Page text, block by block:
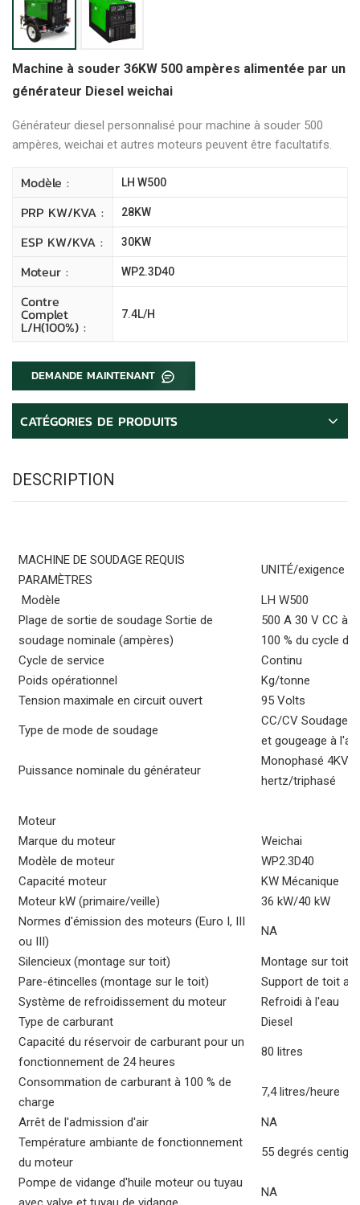
Machine à souder 36KW 500 ampères alimentée par un
générateur Diesel weichai
Générateur diesel personnalisé pour machine à souder 500
ampères, weichai et autres moteurs peuvent être facultatifs.
Modèle : LH W500
PRP KW/kVA : 28KW
ESP KW/kVA : 30KW
Moteur : WP2.3D40
Contre
Complet
L/H(100%) :
7.4L/H
DEMANDE MAINTENANT
CATÉGORIES DE PRODUITS
DESCRIPTION
MACHINE DE SOUDAGE REQUIS
PARAMÈTRES
UNITÉ/exigence
Modèle
LH W500
Plage de sortie de soudage Sortie de
soudage nominale (ampères)
500 A 30 V CC à
100 % du cycle
Cycle de service
Continu
Poids opérationnel
Kg/tonne
Tension maximale en circuit ouvert
95 Volts
Type de mode de soudage
CC/CV Soudage
et gougeage à
Puissance nominale du générateur
Monophasé
hertz/triphasé
Moteur
Marque du moteur
Weichai
Modèle de moteur
WP2.3D40
Capacité moteur
KW Mécanique
Moteur kW (primaire/veille)
36 kW/40 kW
Normes d'émission des moteurs (Euro I, III
ou III)
NA
Silencieux (montage sur toit)
Montage sur toit
Pare-étincelles (montage sur le toit)
Support de toit
Système de refroidissement du moteur
Refroidi à l'eau
Type de carburant
Diesel
Capacité du réservoir de carburant pour un
fonctionnement de 24 heures
80 litres
Consommation de carburant à 100 % de
charge
7,4 litres/heure
Arrêt de l'admission d'air
NA
Température ambiante de fonctionnement
du moteur
55 degrés
Pompe de vidange d'huile moteur ou tuyau
NA